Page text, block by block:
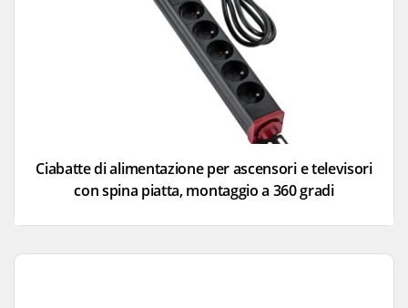
Ciabatte di alimentazione per ascensori e televisori
con spina piatta, montaggio a 360 gradi